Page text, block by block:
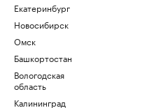
Екатеринбург
Новосибирск
Омск
Башкортостан
Вологодская
область
Калининград